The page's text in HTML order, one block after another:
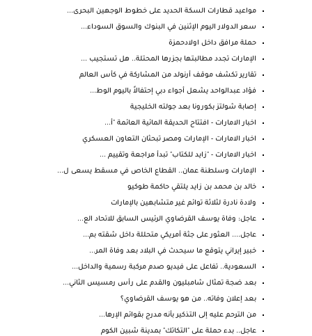
مواعيد قطارات السكة الحديد على خطوط الوجهين البحرى...
سعر الدولار اليوم الإثنين في البنوك والسوق السوداء...
حملة مرافق داخل اولادحمزة
الإمارات تجدد مطالبتها بجزرها المحتلة.. هل تستجيب ...
تقارير تكشف موقف أرنولد من المشاركة في كأس العالم
فؤاد عبدالواحد يشعل أجواء دبي إحتفالاً باليوم الوط...
إصابة شولتز بكورونا بعد جولته الخليجية
اخبار الامارات - افتتاح الحديقة المائية العائمة "أ...
اخبار الامارات - الإمارات ومصر تبحثان التعاون العسكري
اخبار الامارات - "زايد للكتاب" تبدأ مراجعة وتقييم ...
الإمارات وسلطنة عمان.. القطاع الخاص في مسقط يسعى ل...
خالد بن محمد بن زايد يلتقي حاكمة طوكيو
ولادة نادرة لثلاثة توائم غير متشابهين بالإمارات
عاجل: وفاة يوسف القرضاوي الرئيس السابق للاتحاد الع...
عاجل.... العثور على جثة أمريكي متحللة داخل شقته بم...
خبير إيراني يتوقع ما سيحدث في البلاد بعد وفاة المر...
السعودية.. تفاعل على فيديو صدم مركبة رسمية والداخل...
بعد ضجة تمثال شامبليون والقدم على رأس رمسيس الثاني...
بعد إعلان وفاته.. من هو يوسف القرضاوي؟
من الترحم عليه إلى التذكير بأنه مدرج بقوائم الإرها...
عاجل.. بدء حملة على "التكاتك" بمدينة شبين الكوم